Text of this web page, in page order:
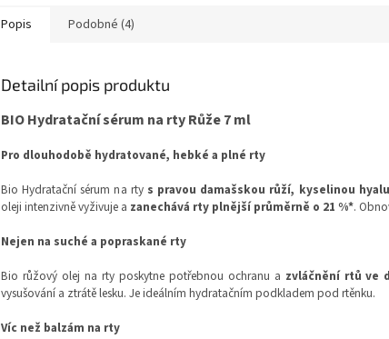
Popis Podobné (4)
Detailní popis produktu
BIO Hydratační sérum na rty Růže 7 ml
Pro dlouhodobě hydratované, hebké a plné rty
Bio Hydratační sérum na rty s pravou damašskou růží, kyselinou
oleji intenzivně vyživuje a zanechává rty plnější průměrně o 21 %*.
Nejen na suché a popraskané rty
Bio růžový olej na rty poskytne potřebnou ochranu a zvláčnění rtů ve
vysušování a ztrátě lesku. Je ideálním hydratačním podkladem pod rtěnku.
Víc než balzám na rty